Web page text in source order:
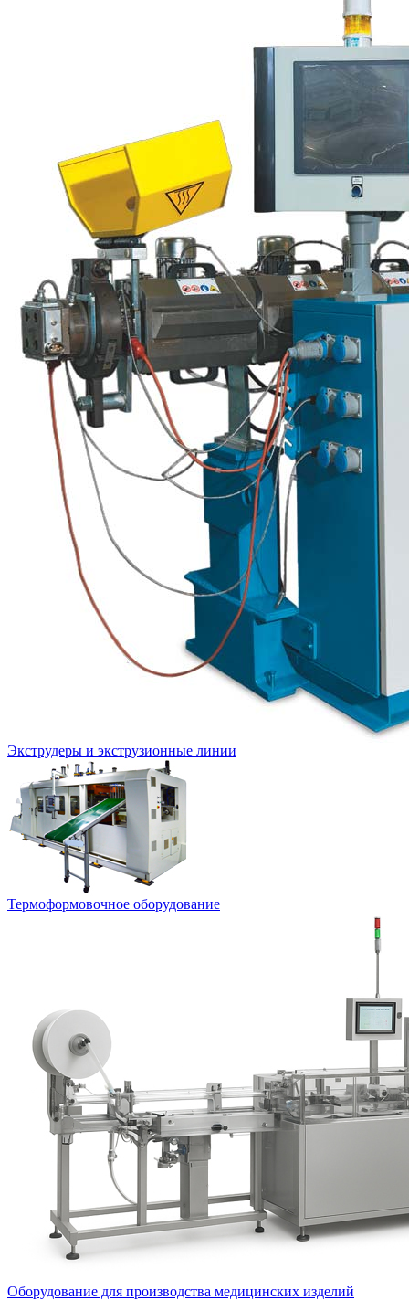
Экструдеры и экструзионные линии
Термоформовочное оборудование
Оборудование для производства медицинских изделий